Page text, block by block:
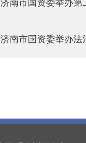
济南市国资委举办第
济南市国资委举办法